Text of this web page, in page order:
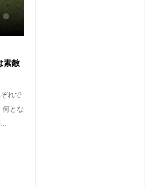
3
素敵
れで
何とな